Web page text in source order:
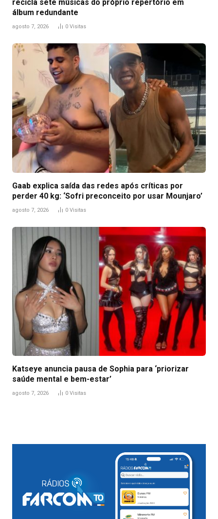
recicla sete músicas do próprio repertório em
álbum redundante
agosto 7, 2026 0 Visitas
Gaab explica saída das redes após críticas por
perder 40 kg: ‘Sofri preconceito por usar Mounjaro’
agosto 7, 2026 0 Visitas
Katseye anuncia pausa de Sophia para ‘priorizar
saúde mental e bem-estar’
agosto 7, 2026 0 Visitas